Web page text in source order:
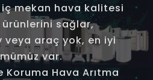
mekan hava kalitesi
sağlar,
veya araç yok, en iyi
var.
Koruma Hava Arıtma